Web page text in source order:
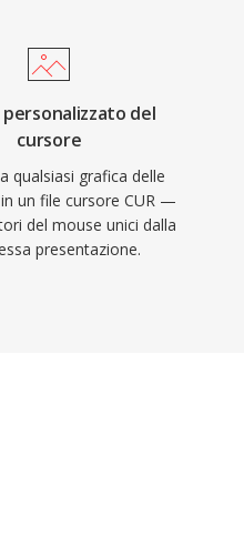
personalizzato del
cursore
qualsiasi grafica delle
in un file cursore CUR —
del mouse unici dalla
presentazione.